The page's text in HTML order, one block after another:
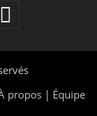
propos | Équipe